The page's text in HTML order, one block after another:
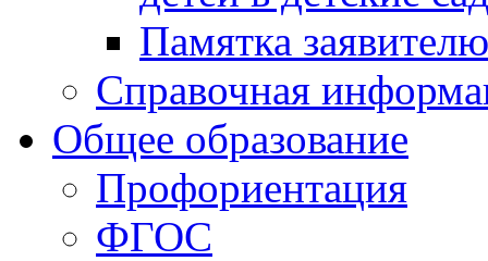
Памятка заявителю
Справочная
Общее образование
Профориентация
ФГОС